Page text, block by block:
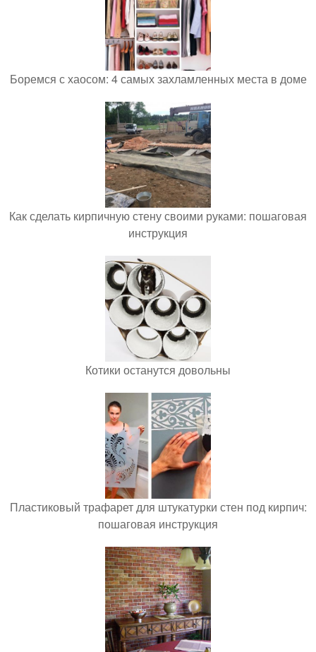
Боремся с хаосом: 4 самых захламленных места в доме
Как сделать кирпичную стену своими руками: пошаговая
инструкция
Котики останутся довольны
Пластиковый трафарет для штукатурки стен под кирпич:
пошаговая инструкция